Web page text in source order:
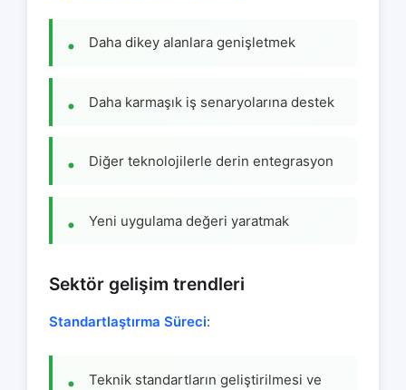
Daha dikey alanlara genişletmek
Daha karmaşık iş senaryolarına destek
Diğer teknolojilerle derin entegrasyon
Yeni uygulama değeri yaratmak
Sektör gelişim trendleri
Standartlaştırma Süreci:
Teknik standartların geliştirilmesi ve